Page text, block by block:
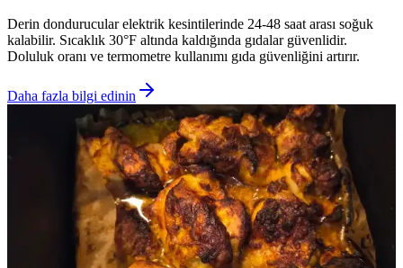
Derin dondurucular elektrik kesintilerinde 24-48 saat arası soğuk
kalabilir. Sıcaklık 30°F altında kaldığında gıdalar güvenlidir.
Doluluk oranı ve termometre kullanımı gıda güvenliğini artırır.
Daha fazla bilgi edinin